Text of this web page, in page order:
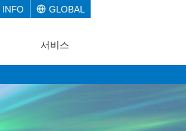
서비스
INFO GLOBAL